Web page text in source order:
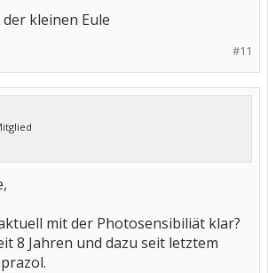
kleinen Eule
#11
mit der Photosensibiliät klar?
8 Jahren und dazu seit letztem